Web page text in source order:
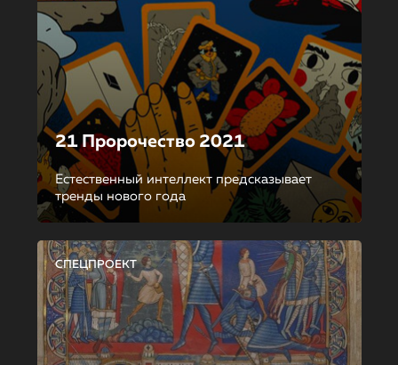
21 Пророчество 2021
Естественный интеллект предсказывает
тренды нового года
СПЕЦПРОЕКТ